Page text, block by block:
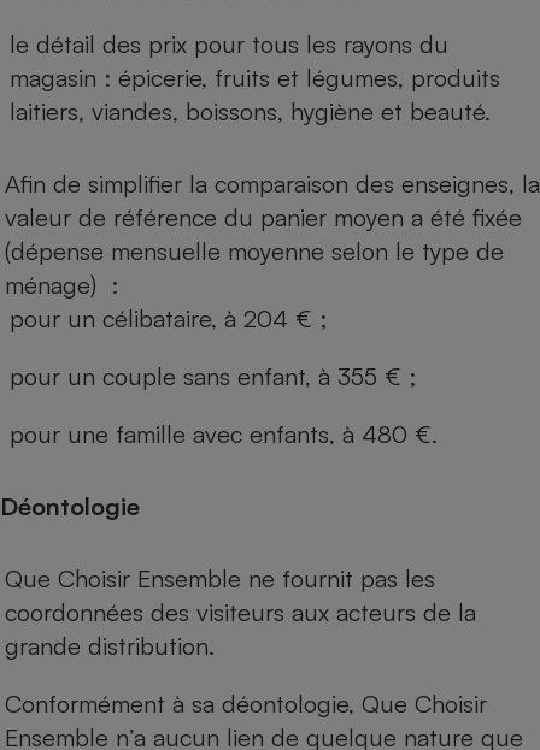
le détail des prix pour tous les rayons du
magasin : épicerie, fruits et légumes, produits
laitiers, viandes, boissons, hygiène et beauté.
Afin de simplifier la comparaison des enseignes, la
valeur de référence du panier moyen a été fixée
(dépense mensuelle moyenne selon le type de
ménage) :
pour un célibataire, à 204 € ;
pour un couple sans enfant, à 355 € ;
pour une famille avec enfants, à 480 €.
Déontologie
Que Choisir Ensemble ne fournit pas les
coordonnées des visiteurs aux acteurs de la
grande distribution.
Conformément à sa déontologie, Que Choisir
Ensemble n’a aucun lien de quelque nature que